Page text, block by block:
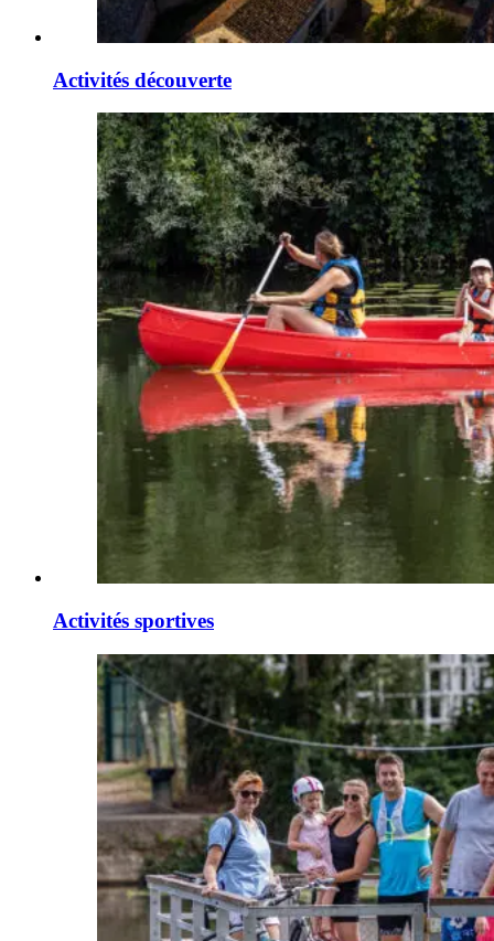
Activités découverte
Activités sportives